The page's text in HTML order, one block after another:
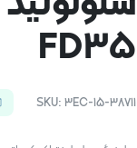
FD35
SKU: 3EC-15-38711